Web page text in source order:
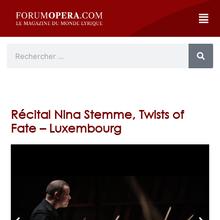
Récital Nina Stemme, Twists of
Fate – Luxembourg